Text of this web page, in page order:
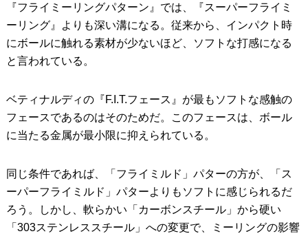
『フライミーリングパターン』では、『スーパーフライミ
ーリング』よりも深い溝になる。従来から、インパクト時
にボールに触れる素材が少ないほど、ソフトな打感になる
と言われている。
ベティナルディの『F.I.T.フェース』が最もソフトな感触の
フェースであるのはそのためだ。このフェースは、ボール
に当たる金属が最小限に抑えられている。
同じ条件であれば、「フライミルド」パターの方が、「ス
ーパーフライミルド」パターよりもソフトに感じられるだ
ろう。しかし、軟らかい「カーボンスチール」から硬い
「303ステンレススチール」への変更で、ミーリングの影響